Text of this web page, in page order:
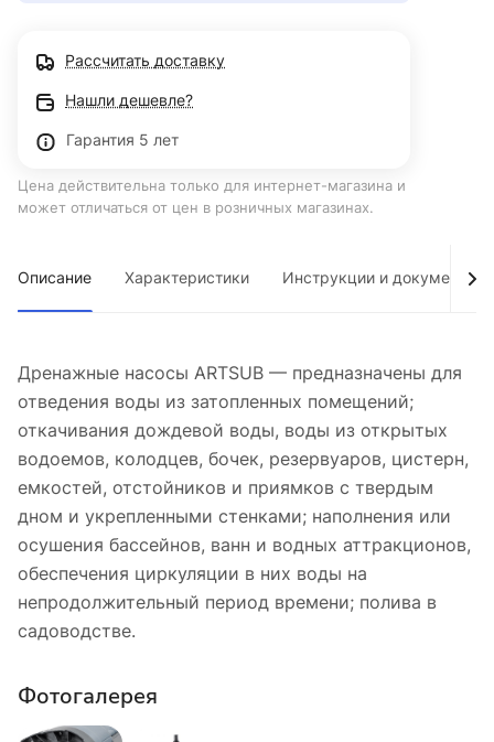
Рассчитать доставку
Нашли дешевле?
Гарантия 5 лет
Цена действительна только для интернет-магазина и
может отличаться от цен в розничных магазинах.
Описание Характеристики Инструкции и документы
Дренажные насосы ARTSUB — предназначены для
отведения воды из затопленных помещений;
откачивания дождевой воды, воды из открытых
водоемов, колодцев, бочек, резервуаров, цистерн,
емкостей, отстойников и приямков с твердым
дном и укрепленными стенками; наполнения или
осушения бассейнов, ванн и водных аттракционов,
обеспечения циркуляции в них воды на
непродолжительный период времени; полива в
садоводстве.
Фотогалерея